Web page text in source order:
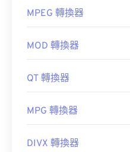
MPEG 轉換器
MOD 轉換器
QT 轉換器
MPG 轉換器
DIVX 轉換器